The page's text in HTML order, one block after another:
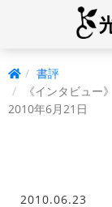
書評
《インタビュー
2010年6月21日
2010.06.23